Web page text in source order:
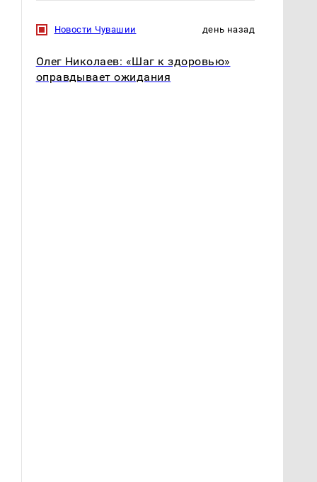
Новости Чувашии день назад
Олег Николаев: «Шаг к здоровью»
оправдывает ожидания